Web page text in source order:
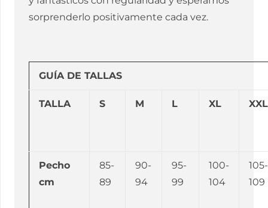
sorprenderlo positivamente cada vez.
GUÍA DE TALLAS
TALLA S M L XL XXL
Pecho
cm
85-
89
90-
94
95-
99
100-
104
105-
109